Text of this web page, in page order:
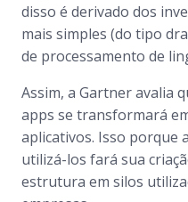
disso é derivado dos
mais simples (do tipo
de processamento de
Assim, a Gartner avalia
apps se transformará
aplicativos. Isso porque
utilizá-los fará sua
estrutura em silos